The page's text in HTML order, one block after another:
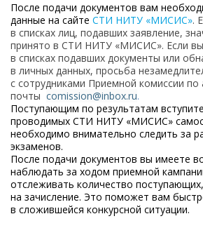
После подачи документов вам
данные на сайте СТИ НИТУ «МИСИС».
в списках лиц, подавших заявление,
принято в СТИ НИТУ «МИСИС». Если
в списках подавших документы или
в личных данных, просьба
с сотрудниками Приемной комиссии по
почты comission@inbox.ru.
Поступающим по результатам
проводимых СТИ НИТУ «МИСИС»
необходимо внимательно следить за
экзаменов.
После подачи документов вы имеете
наблюдать за ходом приемной
отслеживать количество
на зачисление. Это поможет вам
в сложившейся конкурсной ситуации.